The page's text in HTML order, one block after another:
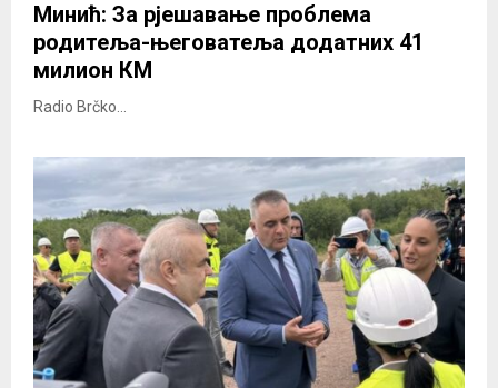
Минић: За рјешавање проблема
родитеља-његоватеља додатних 41
милион КМ
Radio Brčko...